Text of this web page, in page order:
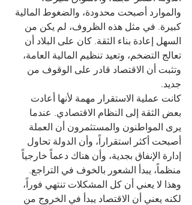
والموارد أصبحت محدودة، والضغوط المالية
كبيرة. في مثل هذه الظروف، لم يكن من
السهل إعادة بناء الثقة. كان على البلاد أن
تعالج التضخم، وتعيد تنظيم المالية العامة،
وتثبت أن الاقتصاد قادر على الوقوف من
جديد.
كانت عملية الاستقرار مهمة لأنها أعادت
بعض الثقة إلى النظام الاقتصادي. عندما
يرى المواطنون والمستثمرون أن العملة
أصبحت أكثر استقراراً، وأن الدولة تحاول
إدارة الإنفاق بجدية، وأن هناك دعماً خارجياً
منظماً، يبدأ الشعور بالخوف في التراجع.
وهذا لا يعني أن كل المشكلات تنتهي فوراً،
لكنه يعني أن الاقتصاد يبدأ في الخروج من